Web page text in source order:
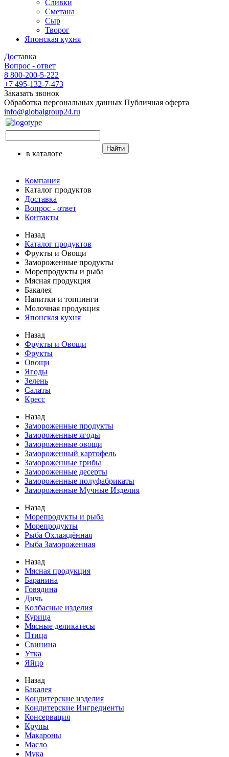
Сливки
Сметана
Сыр
Творог
Японская кухня
Доставка
Вопрос - ответ
8 800-200-5-222
+7 495-132-7-473
Заказать звонок
Обработка персональных данных Публичная оферта
info@globalgroup24.ru
в каталоге
Найти
Компания
Каталог продуктов
Доставка
Вопрос - ответ
Контакты
Назад
Каталог продуктов
Фрукты и Овощи
Замороженные продукты
Морепродукты и рыба
Мясная продукция
Бакалея
Напитки и топпинги
Молочная продукция
Японская кухня
Назад
Фрукты и Овощи
Фрукты
Овощи
Ягоды
Зелень
Салаты
Кресс
Назад
Замороженные продукты
Замороженные ягоды
Замороженные овощи
Замороженный картофель
Замороженные грибы
Замороженные десерты
Замороженные полуфабрикаты
Замороженные Мучные Изделия
Назад
Морепродукты и рыба
Морепродукты
Рыба Охлаждённая
Рыба Замороженная
Назад
Мясная продукция
Баранина
Говядина
Дичь
Колбасные изделия
Курица
Мясные деликатесы
Птица
Свинина
Утка
Яйцо
Назад
Бакалея
Кондитерские изделия
Кондитерские Ингредиенты
Консервация
Крупы
Макароны
Масло
Мука